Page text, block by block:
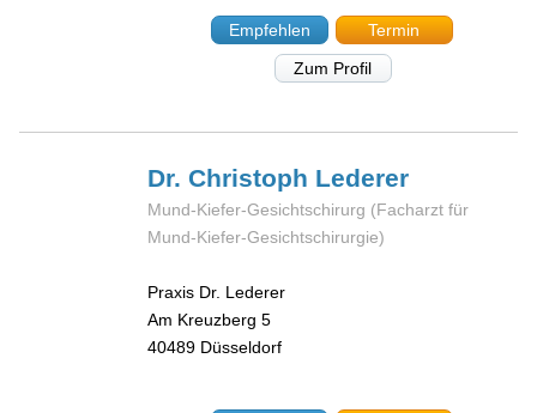
Empfehlen
Termin
Zum Profil
Dr. Christoph Lederer
Mund-Kiefer-Gesichtschirurg (Facharzt für
Mund-Kiefer-Gesichtschirurgie)
Praxis Dr. Lederer
Am Kreuzberg 5
40489 Düsseldorf